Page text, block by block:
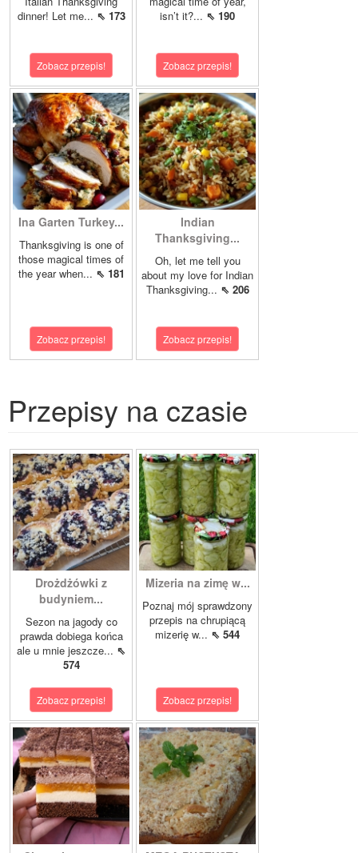
dinner! Let me... ⇖ 173
Zobacz przepis!
isn’t it?... ⇖ 190
Zobacz przepis!
Ina Garten Turkey...
Thanksgiving is one of
those magical times of
the year when... ⇖ 181
Zobacz przepis!
Indian
Thanksgiving...
Oh, let me tell you
about my love for Indian
Thanksgiving... ⇖ 206
Zobacz przepis!
Przepisy na czasie
Drożdżówki z
budyniem...
Sezon na jagody co
prawda dobiega końca
ale u mnie jeszcze... ⇖
574
Zobacz przepis!
Mizeria na zimę w...
Poznaj mój sprawdzony
przepis na chrupiącą
mizerię w... ⇖ 544
Zobacz przepis!